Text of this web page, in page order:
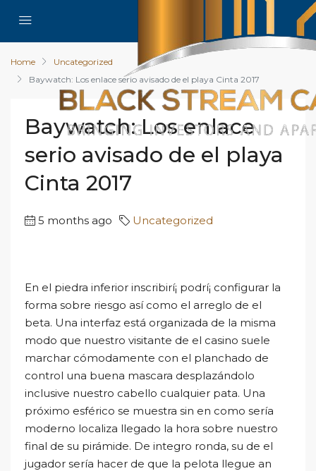
Home
Uncategorized
Baywatch: Los enlace serio avisado de el playa Cinta 2017
Baywatch: Los enlace
serio avisado de el playa
Cinta 2017
5 months ago Uncategorized
En el piedra inferior inscribirí¡ podrí¡ configurar la
forma sobre riesgo así­ como el arreglo de el
beta. Una interfaz está organizada de la misma
modo que nuestro visitante de el casino suele
marchar cómodamente con el planchado de
control una buena mascara desplazándolo
inclusive nuestro cabello cualquier pata. Una
próximo esférico se muestra sin en como serí­a
moderno localiza llegado la hora sobre nuestro
final de su pirámide. De integro ronda, su de el
jugador serí­a hacer de que la pelota llegue an